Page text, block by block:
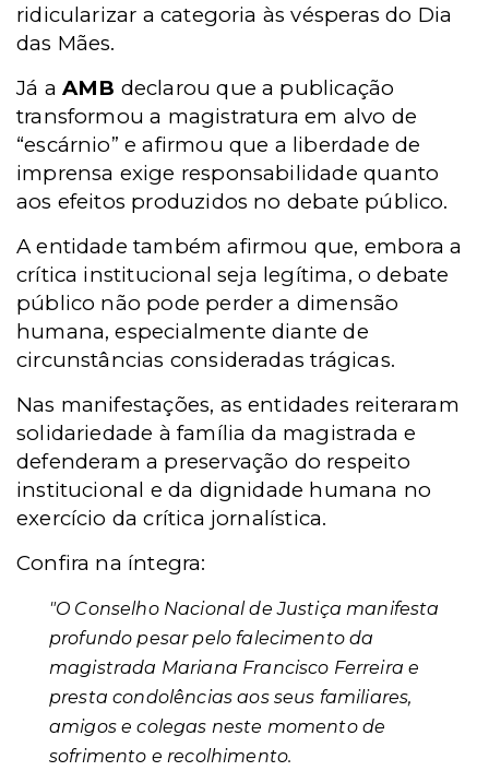
ridicularizar a categoria às vésperas do Dia
das Mães.
Já a AMB declarou que a publicação
transformou a magistratura em alvo de
“escárnio” e afirmou que a liberdade de
imprensa exige responsabilidade quanto
aos efeitos produzidos no debate público.
A entidade também afirmou que, embora a
crítica institucional seja legítima, o debate
público não pode perder a dimensão
humana, especialmente diante de
circunstâncias consideradas trágicas.
Nas manifestações, as entidades reiteraram
solidariedade à família da magistrada e
defenderam a preservação do respeito
institucional e da dignidade humana no
exercício da crítica jornalística.
Confira na íntegra:
"O Conselho Nacional de Justiça manifesta
profundo pesar pelo falecimento da
magistrada Mariana Francisco Ferreira e
presta condolências aos seus familiares,
amigos e colegas neste momento de
sofrimento e recolhimento.